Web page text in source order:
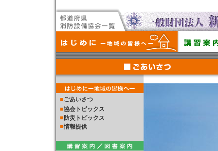
■ごあいさつ
■協会トピックス
■ 防災トピックス
■情報提供